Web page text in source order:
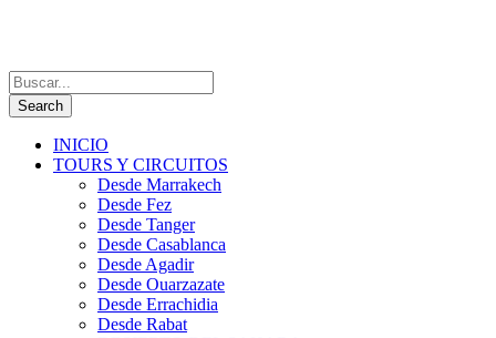
INICIO
TOURS Y CIRCUITOS
Desde Marrakech
Desde Fez
Desde Tanger
Desde Casablanca
Desde Agadir
Desde Ouarzazate
Desde Errachidia
Desde Rabat